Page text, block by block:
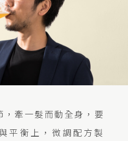
，牽一髮而動全身，要
平衡上，微調配方製